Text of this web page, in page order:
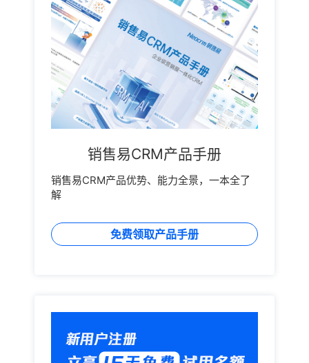
销售易CRM产品手册
销售易CRM产品优势、能力全景，一本全了
解
免费领取产品手册